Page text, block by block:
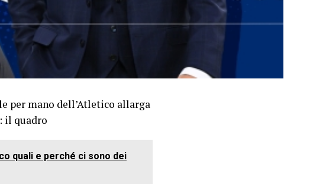
per mano dell’Atletico allarga
il quadro
quali e perché ci sono dei